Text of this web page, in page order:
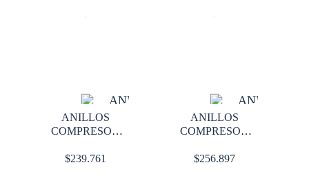
ANILLOS
COMPRESOR
$239.761
ANILLOS
COMPRESOR
$256.897